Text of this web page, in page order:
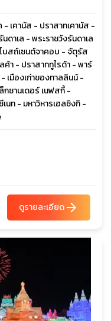
เคานัส - ปราสาทเคานัส -
ดาเล - พระราชวังรันดาเล
บสถ์เซนต์จาคอบ - จัตุรัส
า - ปราสาททูไรด้า - พาร์
เมืองเก่าของทาลลินน์ -
กซานเดอร์ เนฟสกี้ -
นท - มหาวิหารเฮลซิงกิ -
ดูรายละเอียดarrow_forward